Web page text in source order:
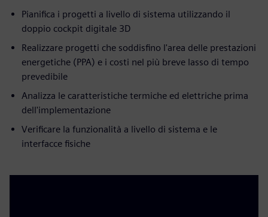
Pianifica i progetti a livello di sistema utilizzando il
doppio cockpit digitale 3D
Realizzare progetti che soddisfino l'area delle prestazioni
energetiche (PPA) e i costi nel più breve lasso di tempo
prevedibile
Analizza le caratteristiche termiche ed elettriche prima
dell'implementazione
Verificare la funzionalità a livello di sistema e le
interfacce fisiche